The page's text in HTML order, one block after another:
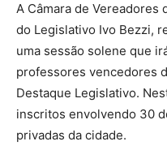
A Câmara de Vereadores
do Legislativo Ivo Bezzi,
uma sessão solene que
professores vencedores
Destaque Legislativo.
inscritos envolvendo 30
privadas da cidade.